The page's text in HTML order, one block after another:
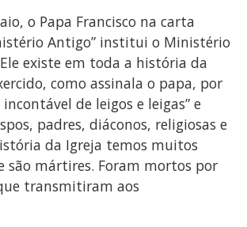
o Papa Francisco na carta
Antigo” institui o Ministério
existe em toda a história da
como assinala o papa, por
de leigos e leigas” e
padres, diáconos, religiosas e
da Igreja temos muitos
são mártires. Foram mortos por
transmitiram aos